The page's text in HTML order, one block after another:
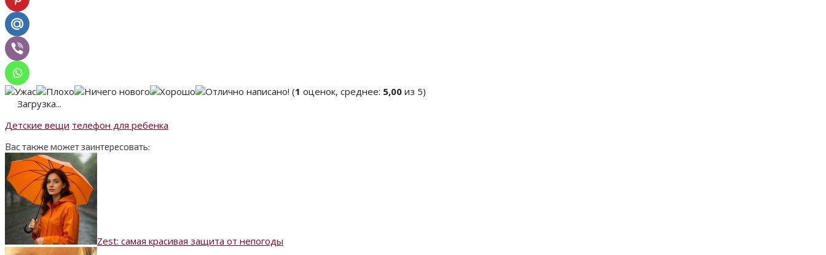
(1 оценок, среднее: 5,00 из 5)
Загрузка...
Детские вещи телефон для ребенка
Вас также может заинтересовать:
Zest: самая красивая защита от непогоды